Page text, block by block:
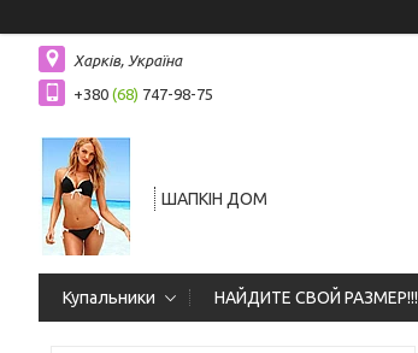
Харків, Україна
+380 (68) 747-98-75
ШАПКIН ДОМ
Купальники НАЙДИТЕ СВОЙ РАЗМЕР!!!